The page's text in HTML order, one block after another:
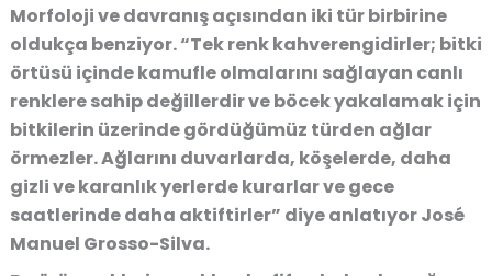
Morfoloji ve davranış açısından iki tür birbirine
oldukça benziyor. “Tek renk kahverengidirler; bitki
örtüsü içinde kamufle olmalarını sağlayan canlı
renklere sahip değillerdir ve böcek yakalamak için
bitkilerin üzerinde gördüğümüz türden ağlar
örmezler. Ağlarını duvarlarda, köşelerde, daha
gizli ve karanlık yerlerde kurarlar ve gece
saatlerinde daha aktiftirler” diye anlatıyor José
Manuel Grosso-Silva.